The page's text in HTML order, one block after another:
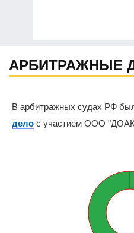
АРБИТРАЖНЫЕ
В арбитражных судах РФ
дело с участием ООО